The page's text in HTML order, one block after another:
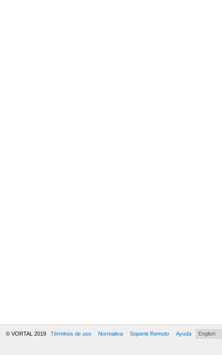
© VORTAL 2019 Términos de uso Normativa Soporte Remoto Ayuda